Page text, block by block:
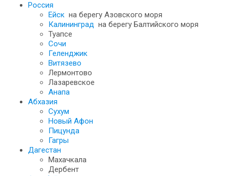
Россия
Ейск на берегу Азовского моря
Калининград на берегу Балтийского моря
Туапсе
Сочи
Геленджик
Витязево
Лермонтово
Лазаревское
Анапа
Абхазия
Сухум
Новый Афон
Пицунда
Гагры
Дагестан
Махачкала
Дербент